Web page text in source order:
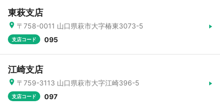
東萩支店
〒758-0011 山口県萩市大字椿東3073-5
支店コード 095
江崎支店
〒759-3113 山口県萩市大字江崎396-5
支店コード 097